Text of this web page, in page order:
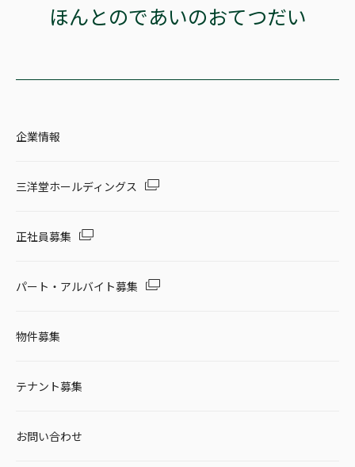
ほんとのであいのおてつだい
企業情報
三洋堂ホールディングス
正社員募集
パート・アルバイト募集
物件募集
テナント募集
お問い合わせ